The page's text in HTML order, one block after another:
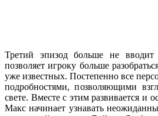
Третий эпизод больше не
позволяет игроку больше
уже известных. Постепенно все
подробностями, позволяющими
свете. Вместе с этим развивается и
Макс начинает узнавать